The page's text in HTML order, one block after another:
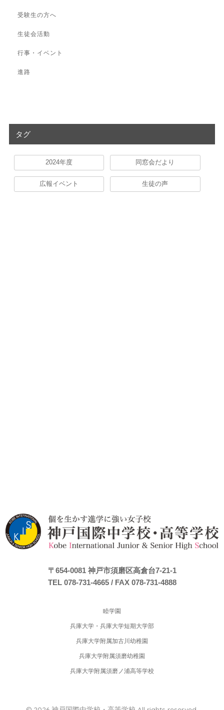
受験生の方へ
生徒会活動
行事・イベント
進路
タグ
2024年度 同窓会だより
広報イベント 生徒の声
〒654-0081 神戸市須磨区高倉台7-21-1
TEL 078-731-4665/ FAX 078-731-4888
睦学園
兵庫大学・兵庫大学短期大学部
兵庫大学附属加古川幼稚園
兵庫大学附属須磨幼稚園
兵庫大学附属須磨ノ浦高等学校